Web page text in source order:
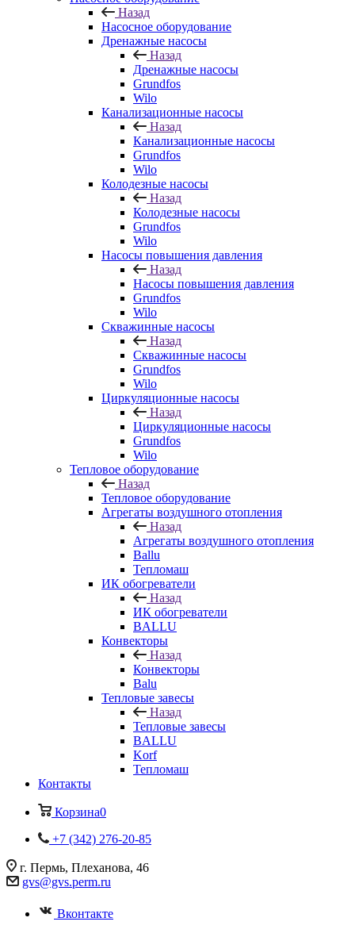
Назад
Насосное оборудование
Дренажные насосы
Назад
Дренажные насосы
Grundfos
Wilo
Канализационные насосы
Назад
Канализационные насосы
Grundfos
Wilo
Колодезные насосы
Назад
Колодезные насосы
Grundfos
Wilo
Насосы повышения давления
Назад
Насосы повышения давления
Grundfos
Wilo
Скважинные насосы
Назад
Скважинные насосы
Grundfos
Wilo
Циркуляционные насосы
Назад
Циркуляционные насосы
Grundfos
Wilo
Тепловое оборудование
Назад
Тепловое оборудование
Агрегаты воздушного отопления
Назад
Агрегаты воздушного отопления
Ballu
Тепломаш
ИК обогреватели
Назад
ИК обогреватели
BALLU
Конвекторы
Назад
Конвекторы
Balu
Тепловые завесы
Назад
Тепловые завесы
BALLU
Korf
Тепломаш
Контакты
Корзина0
+7 (342) 276-20-85
г. Пермь, Плеханова, 46
gvs@gvs.perm.ru
Вконтакте